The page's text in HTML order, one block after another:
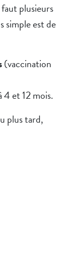
plusieurs
simple est de
(vaccination
4 et 12 mois.
plus tard,